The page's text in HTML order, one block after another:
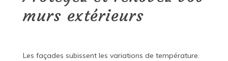
murs extérieurs
Les façades subissent les variations de température.